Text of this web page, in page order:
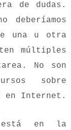
de dudas.
deberíamos
una u otra
múltiples
No son
sobre
en Internet.
en la